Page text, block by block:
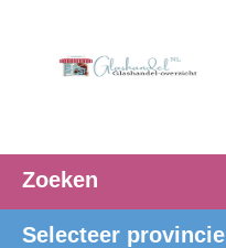
Zoeken
Selecteer provincie